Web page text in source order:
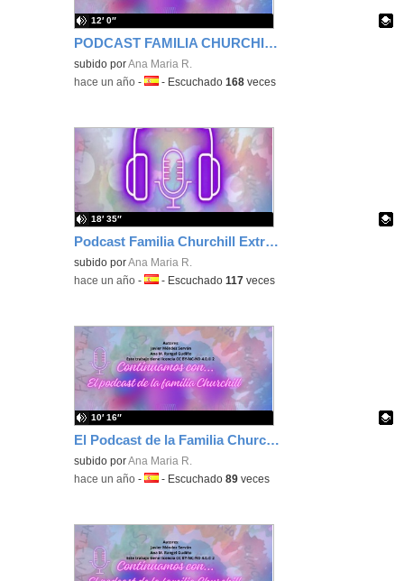
PODCAST FAMILIA CHURCHILL EPISODIO2 24-25
Contenido educativo.
subido porAna Maria R.
12′ 0″
-hace un año -Idioma:
- Escuchado168 veces
Podcast Familia Churchill Extra Navidad
Contenido educativo.
subido porAna Maria R.
18′ 35″
-hace un año -Idioma:
- Escuchado117 veces
El Podcast de la Familia Churchill
Contenido educativo.
subido porAna Maria R.
10′ 16″
-hace un año -Idioma:
- Escuchado89 veces